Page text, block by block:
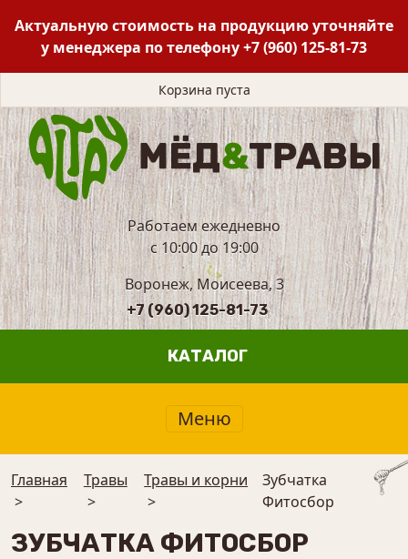
Актуальную стоимость на продукцию уточняйте
у менеджера по телефону+7 (960) 125-81-73
Корзина пуста
Работаем ежедневно
с 10:00 до 19:00
Воронеж, Моисеева, 3
+7 (960) 125-81-73
КАТАЛОГ
Меню
Главная
>
Травы
>
Травы и корни
>
Зубчатка
Фитосбор
ЗУБЧАТКА ФИТОСБОР